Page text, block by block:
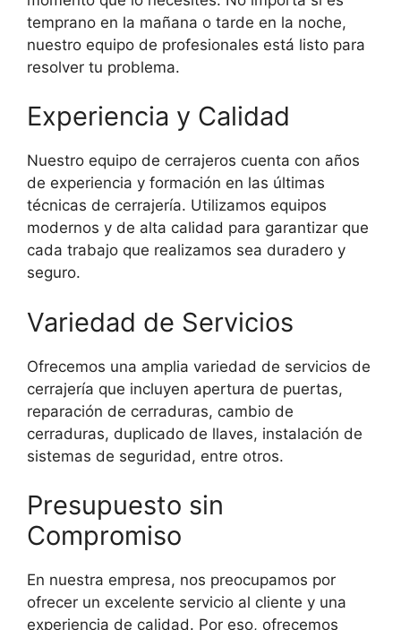
temprano en la mañana o tarde en la noche,
nuestro equipo de profesionales está listo para
resolver tu problema.
Experiencia y Calidad
Nuestro equipo de cerrajeros cuenta con años
de experiencia y formación en las últimas
técnicas de cerrajería. Utilizamos equipos
modernos y de alta calidad para garantizar que
cada trabajo que realizamos sea duradero y
seguro.
Variedad de Servicios
Ofrecemos una amplia variedad de servicios de
cerrajería que incluyen apertura de puertas,
reparación de cerraduras, cambio de
cerraduras, duplicado de llaves, instalación de
sistemas de seguridad, entre otros.
Presupuesto sin
Compromiso
En nuestra empresa, nos preocupamos por
ofrecer un excelente servicio al cliente y una
experiencia de calidad. Por eso, ofrecemos